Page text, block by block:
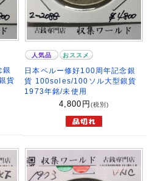
銀
貨
人気品 おススメ
日本ペルー修好100周年記念銀
貨 100soles/100ソル大型銀貨
1973年銘/未使用
4,800 円 (税別)